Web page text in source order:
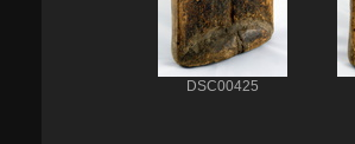
DSC00425